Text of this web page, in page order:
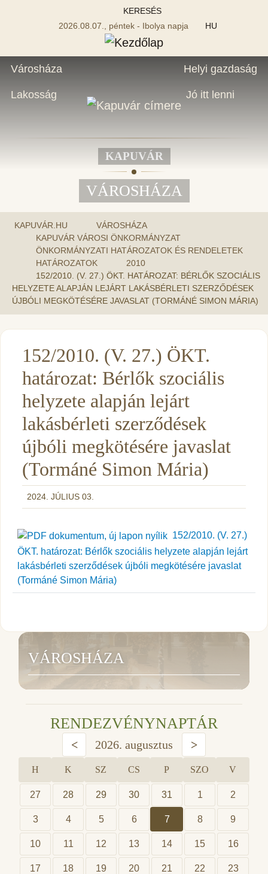
KERESÉS
2026.08.07., péntek - Ibolya napja
HU
Városháza
Lakosság
Helyi gazdaság
Jó itt lenni
KAPUVÁR
VÁROSHÁZA
KAPUVÁR.HU
VÁROSHÁZA
KAPUVÁR VÁROSI ÖNKORMÁNYZAT
ÖNKORMÁNYZATI HATÁROZATOK ÉS RENDELETEK
HATÁROZATOK
2010
152/2010. (V. 27.) ÖKT. HATÁROZAT: BÉRLŐK SZOCIÁLIS
HELYZETE ALAPJÁN LEJÁRT LAKÁSBÉRLETI SZERZŐDÉSEK
ÚJBÓLI MEGKÖTÉSÉRE JAVASLAT (TORMÁNÉ SIMON MÁRIA)
152/2010. (V. 27.) ÖKT.
határozat: Bérlők szociális
helyzete alapján lejárt
lakásbérleti szerződések
újbóli megkötésére javaslat
(Tormáné Simon Mária)
2024. JÚLIUS 03.
152/2010. (V. 27.)
ÖKT. határozat: Bérlők szociális helyzete alapján lejárt
lakásbérleti szerződések újbóli megkötésére javaslat
(Tormáné Simon Mária)
VÁROSHÁZA
RENDEZVÉNYNAPTÁR
< 2026. augusztus >
H K SZ CS P SZO V
27 28 29 30 31 1 2
3 4 5 6 7 8 9
10 11 12 13 14 15 16
17 18 19 20 21 22 23